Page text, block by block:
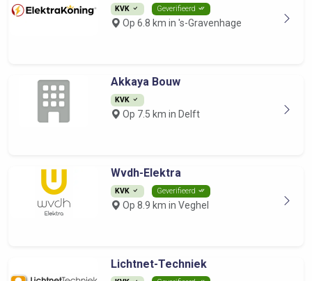
KVK Geverifieerd
Op 6.8 km in 's-Gravenhage
Akkaya Bouw
KVK
Op 7.5 km in Delft
Wvdh-Elektra
KVK Geverifieerd
Op 8.9 km in Veghel
Lichtnet-Techniek